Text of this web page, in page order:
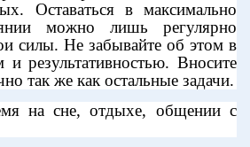
Оставаться в максимально
можно лишь регулярно
силы. Не забывайте об этом в
и результативностью. Вносите
так же как остальные задачи.
на сне, отдыхе, общении с